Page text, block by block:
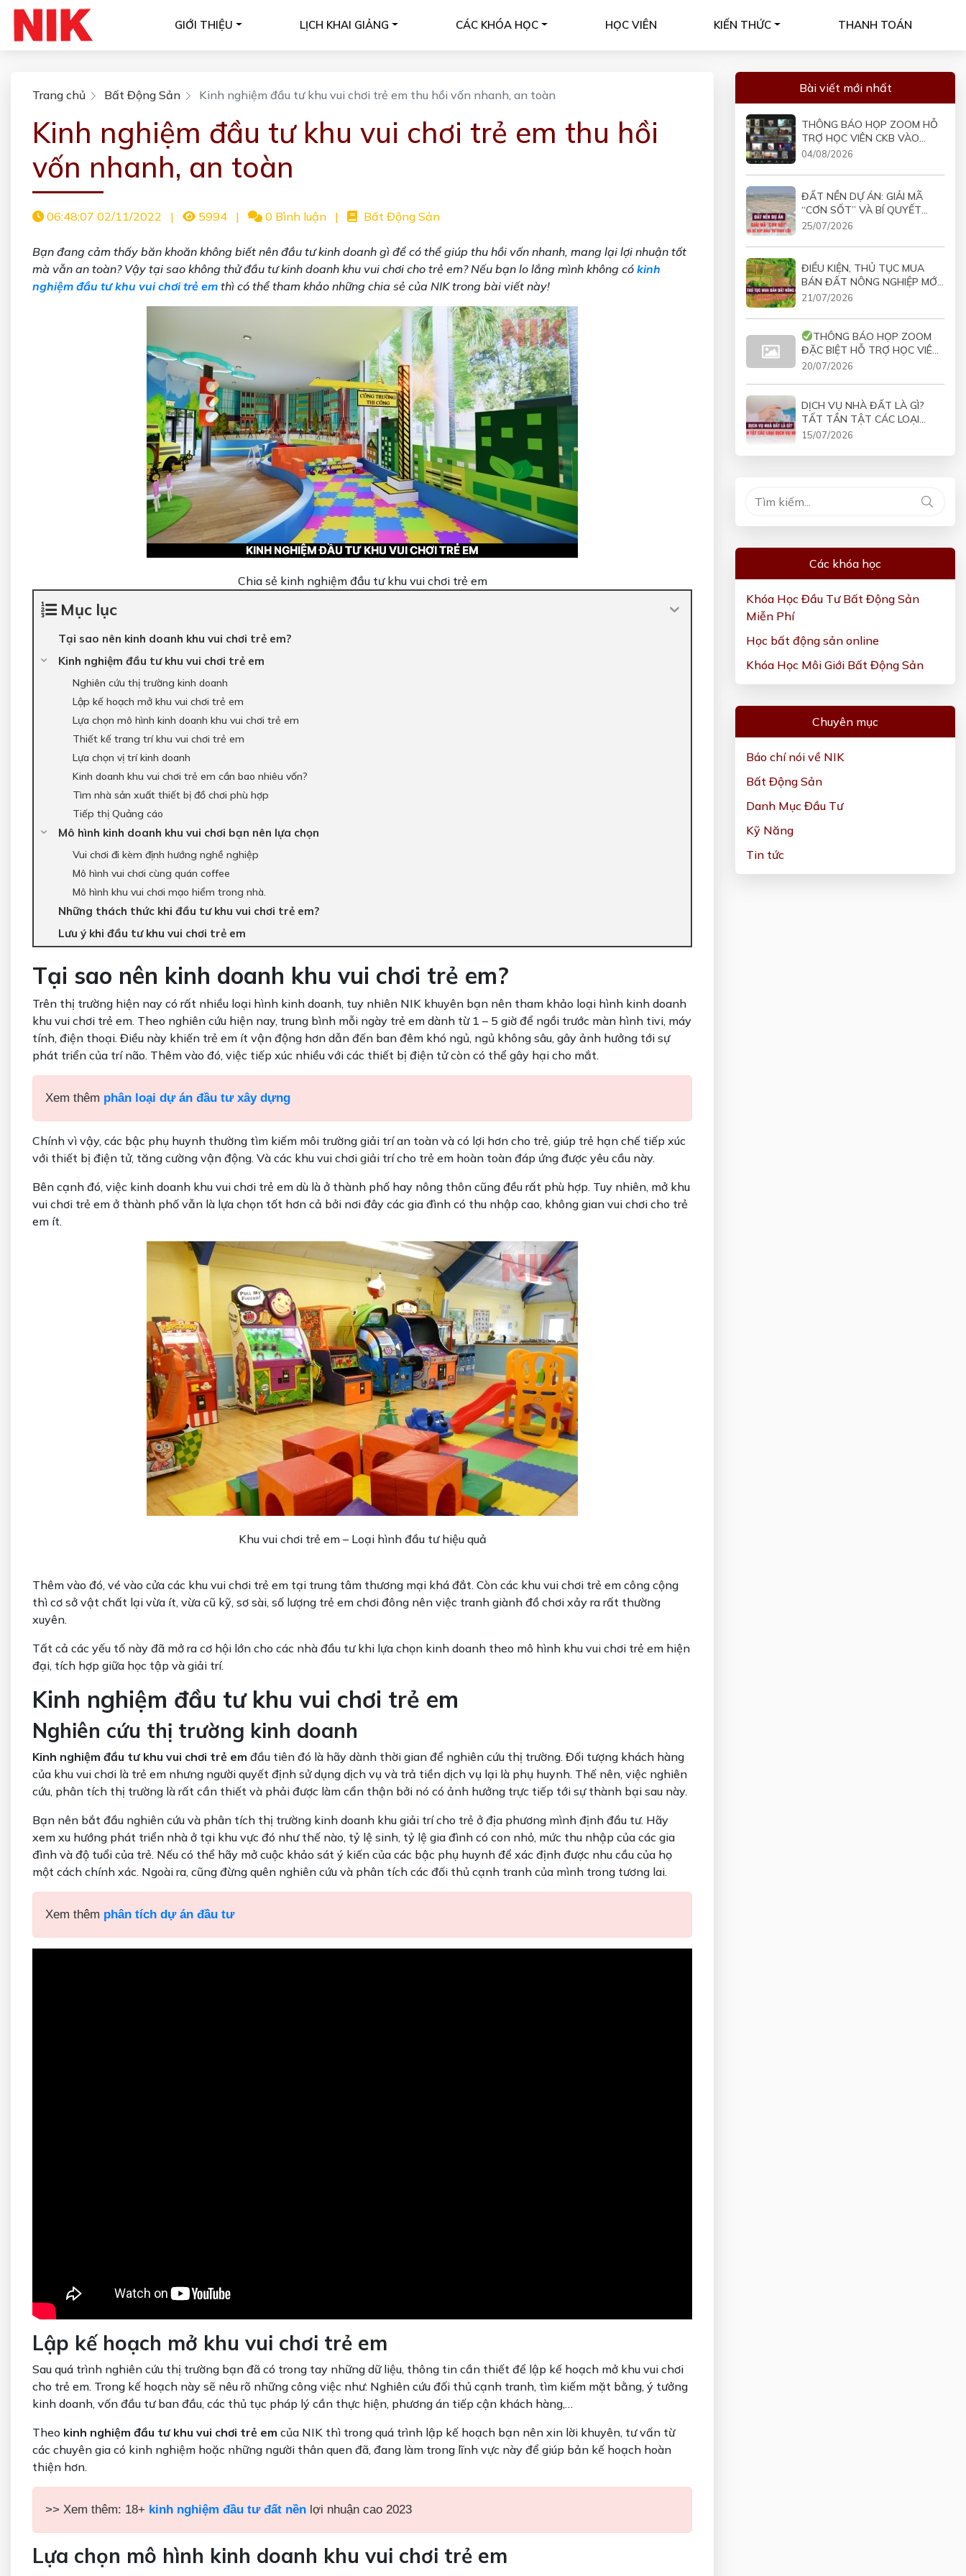
GIỚI THIỆU LỊCH KHAI GIẢNG CÁC KHÓA HỌC HỌC VIÊN KIẾN THỨC THANH TOÁN
Trang chủ Bất Động Sản Kinh nghiệm đầu tư khu vui chơi trẻ em thu hồi vốn nhanh, an toàn
Kinh nghiệm đầu tư khu vui chơi trẻ em thu hồi
vốn nhanh, an toàn
06:48:07 02/11/2022 | 5994 | 0 Bình luận | Bất Động Sản
Bạn đang cảm thấy băn khoăn không biết nên đầu tư kinh doanh gì để có thể giúp thu hồi vốn nhanh, mang lại lợi nhuận tốt
mà vẫn an toàn? Vậy tại sao không thử đầu tư kinh doanh khu vui chơi cho trẻ em? Nếu bạn lo lắng mình không có kinh
nghiệm đầu tư khu vui chơi trẻ em thì có thể tham khảo những chia sẻ của NIK trong bài viết này!
Chia sẻ kinh nghiệm đầu tư khu vui chơi trẻ em
Mục lục
Tại sao nên kinh doanh khu vui chơi trẻ em?
Kinh nghiệm đầu tư khu vui chơi trẻ em
Nghiên cứu thị trường kinh doanh
Lập kế hoạch mở khu vui chơi trẻ em
Lựa chọn mô hình kinh doanh khu vui chơi trẻ em
Thiết kế trang trí khu vui chơi trẻ em
Lựa chọn vị trí kinh doanh
Kinh doanh khu vui chơi trẻ em cần bao nhiêu vốn?
Tìm nhà sản xuất thiết bị đồ chơi phù hợp
Tiếp thị Quảng cáo
Mô hình kinh doanh khu vui chơi bạn nên lựa chọn
Vui chơi đi kèm định hướng nghề nghiệp
Mô hình vui chơi cùng quán coffee
Mô hình khu vui chơi mạo hiểm trong nhà.
Những thách thức khi đầu tư khu vui chơi trẻ em?
Lưu ý khi đầu tư khu vui chơi trẻ em
Tại sao nên kinh doanh khu vui chơi trẻ em?
Trên thị trường hiện nay có rất nhiều loại hình kinh doanh, tuy nhiên NIK khuyên bạn nên tham khảo loại hình kinh doanh
khu vui chơi trẻ em. Theo nghiên cứu hiện nay, trung bình mỗi ngày trẻ em dành từ 1 – 5 giờ để ngồi trước màn hình tivi, máy
tính, điện thoại. Điều này khiến trẻ em ít vận động hơn dẫn đến ban đêm khó ngủ, ngủ không sâu, gây ảnh hưởng tới sự
phát triển của trí não. Thêm vào đó, việc tiếp xúc nhiều với các thiết bị điện tử còn có thể gây hại cho mắt.
Xem thêm phân loại dự án đầu tư xây dựng
Chính vì vậy, các bậc phụ huynh thường tìm kiếm môi trường giải trí an toàn và có lợi hơn cho trẻ, giúp trẻ hạn chế tiếp xúc
với thiết bị điện tử, tăng cường vận động. Và các khu vui chơi giải trí cho trẻ em hoàn toàn đáp ứng được yêu cầu này.
Bên cạnh đó, việc kinh doanh khu vui chơi trẻ em dù là ở thành phố hay nông thôn cũng đều rất phù hợp. Tuy nhiên, mở khu
vui chơi trẻ em ở thành phố vẫn là lựa chọn tốt hơn cả bởi nơi đây các gia đình có thu nhập cao, không gian vui chơi cho trẻ
em ít.
Khu vui chơi trẻ em – Loại hình đầu tư hiệu quả
Thêm vào đó, vé vào cửa các khu vui chơi trẻ em tại trung tâm thương mại khá đắt. Còn các khu vui chơi trẻ em công cộng
thì cơ sở vật chất lại vừa ít, vừa cũ kỹ, sơ sài, số lượng trẻ em chơi đông nên việc tranh giành đồ chơi xảy ra rất thường
xuyên.
Tất cả các yếu tố này đã mở ra cơ hội lớn cho các nhà đầu tư khi lựa chọn kinh doanh theo mô hình khu vui chơi trẻ em hiện
đại, tích hợp giữa học tập và giải trí.
Kinh nghiệm đầu tư khu vui chơi trẻ em
Nghiên cứu thị trường kinh doanh
Kinh nghiệm đầu tư khu vui chơi trẻ em đầu tiên đó là hãy dành thời gian để nghiên cứu thị trường. Đối tượng khách hàng
của khu vui chơi là trẻ em nhưng người quyết định sử dụng dịch vụ và trả tiền dịch vụ lại là phụ huynh. Thế nên, việc nghiên
cứu, phân tích thị trường là rất cần thiết và phải được làm cẩn thận bởi nó có ảnh hưởng trực tiếp tới sự thành bại sau này.
Bạn nên bắt đầu nghiên cứu và phân tích thị trường kinh doanh khu giải trí cho trẻ ở địa phương mình định đầu tư. Hãy
xem xu hướng phát triển nhà ở tại khu vực đó như thế nào, tỷ lệ sinh, tỷ lệ gia đình có con nhỏ, mức thu nhập của các gia
đình và độ tuổi của trẻ. Nếu có thể hãy mở cuộc khảo sát ý kiến của các bậc phụ huynh để xác định được nhu cầu của họ
một cách chính xác. Ngoài ra, cũng đừng quên nghiên cứu và phân tích các đối thủ cạnh tranh của mình trong tương lai.
Xem thêm phân tích dự án đầu tư
Lập kế hoạch mở khu vui chơi trẻ em
Sau quá trình nghiên cứu thị trường bạn đã có trong tay những dữ liệu, thông tin cần thiết để lập kế hoạch mở khu vui chơi
cho trẻ em. Trong kế hoạch này sẽ nêu rõ những công việc như: Nghiên cứu đối thủ cạnh tranh, tìm kiếm mặt bằng, ý tưởng
kinh doanh, vốn đầu tư ban đầu, các thủ tục pháp lý cần thực hiện, phương án tiếp cận khách hàng,…
Theo kinh nghiệm đầu tư khu vui chơi trẻ em của NIK thì trong quá trình lập kế hoạch bạn nên xin lời khuyên, tư vấn từ
các chuyên gia có kinh nghiệm hoặc những người thân quen đã, đang làm trong lĩnh vực này để giúp bản kế hoạch hoàn
thiện hơn.
>> Xem thêm: 18+ kinh nghiệm đầu tư đất nền lợi nhuận cao 2023
Lựa chọn mô hình kinh doanh khu vui chơi trẻ em
Bài viết mới nhất
THÔNG BÁO HỌP ZOOM HỖ
TRỢ HỌC VIÊN CKB VÀO
19H30 NGÀY 05/08/2026
04/08/2026
ĐẤT NỀN DỰ ÁN: GIẢI MÃ
“CƠN SỐT” VÀ BÍ QUYẾT
ĐẦU TƯ SINH LỜI
25/07/2026
ĐIỀU KIỆN, THỦ TỤC MUA
BÁN ĐẤT NÔNG NGHIỆP MỚI
NHẤT
21/07/2026
THÔNG BÁO HỌP ZOOM
ĐẶC BIỆT HỖ TRỢ HỌC VIÊN
COMBO VÀO 19H30 NGÀY
20/07/2026
DỊCH VỤ NHÀ ĐẤT LÀ GÌ?
TẤT TẦN TẬT CÁC LOẠI
DỊCH VỤ NHÀ ĐẤT
15/07/2026
Các khóa học
Khóa Học Đầu Tư Bất Động Sản
Miễn Phí
Học bất động sản online
Khóa Học Môi Giới Bất Động Sản
Chuyên mục
Báo chí nói về NIK
Bất Động Sản
Danh Mục Đầu Tư
Kỹ Năng
Tin tức